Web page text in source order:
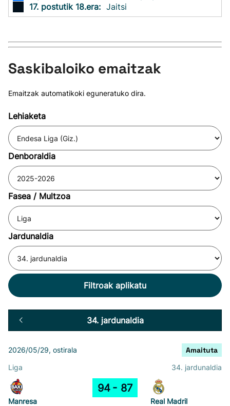
17. postutik 18.era: Jaitsi
Saskibaloiko emaitzak
Emaitzak automatikoki eguneratuko dira.
Lehiaketa
Denboraldia
Fasea / Multzoa
Jardunaldia
Filtroak aplikatu
34. jardunaldia
2026/05/29, ostirala Amaituta
Liga 34. jardunaldia
Manresa
94 87
Real Madril